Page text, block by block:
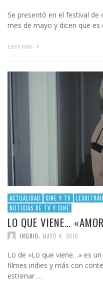
Se presentó en el festival de
mes de mayo y dicen que
Leer más
ACTUALIDAD CINE Y TV
NOTICIAS DE TV Y CINE
LO QUE VIENE…
INGRID MAYO 4, 2016
Lo de «Lo que viene…» es
filmes indies y más con
estrenar …